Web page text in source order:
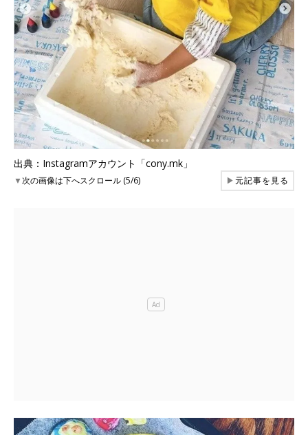
出典：Instagramアカウント「cony.mk」
▼次の画像は下へスクロール (5/6) ▶元記事を見る